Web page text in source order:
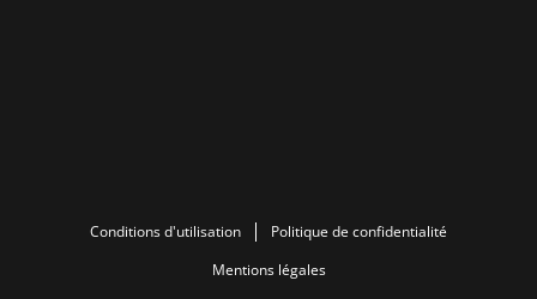
Conditions d'utilisation
Politique de confidentialité
Mentions légales